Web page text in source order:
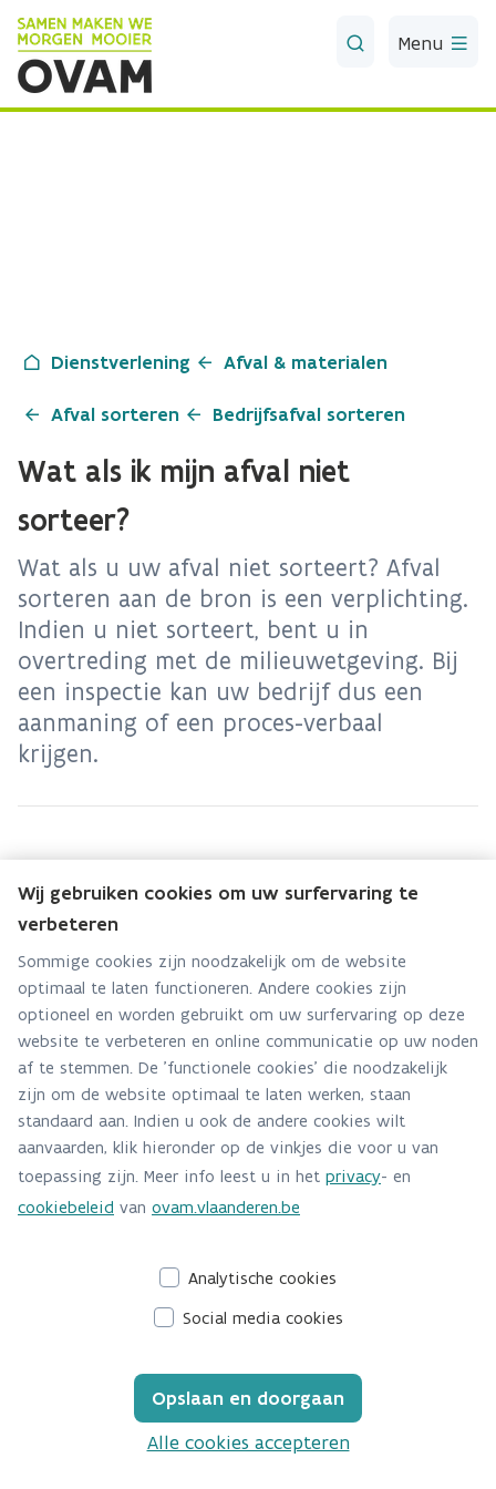
Skip to Main Content
Menu
Dienstverlening Afval & materialen
Afval sorteren Bedrijfsafval sorteren
Wat als ik mijn afval niet
sorteer?
Wat als u uw afval niet sorteert? Afval
sorteren aan de bron is een verplichting.
Indien u niet sorteert, bent u in
overtreding met de milieuwetgeving. Bij
een inspectie kan uw bedrijf dus een
aanmaning of een proces-verbaal
krijgen.
Handhaving bedrijfsrestafval
Bedrijven zijn volgens artikel 4.3.2. van
het Vlarema verplicht om 29 afvalstromen
gescheiden in te zamelen.
Uw inzamelaar als gids bij het sorteren
Bedrijfsrestafval kan je maar beter
vermijden.
Wij gebruiken cookies om uw surfervaring te
verbeteren
Sommige cookies zijn noodzakelijk om de website
optimaal te laten functioneren. Andere cookies zijn
optioneel en worden gebruikt om uw surfervaring op deze
website te verbeteren en online communicatie op uw noden
af te stemmen. De 'functionele cookies' die noodzakelijk
zijn om de website optimaal te laten werken, staan
standaard aan. Indien u ook de andere cookies wilt
aanvaarden, klik hieronder op de vinkjes die voor u van
toepassing zijn. Meer info leest u in het privacy- en
cookiebeleid van ovam.vlaanderen.be
Analytische cookies
Social media cookies
Opslaan en doorgaan
Alle cookies accepteren